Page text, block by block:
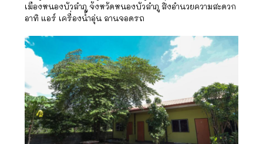
เมืองหนองบัวลำภู จังหวัดหนองบัวลำภู สิ่งอำนวยความสะดวก
อาทิ แอร์ เครื่องน้ำอุ่น ลานจอดรถ